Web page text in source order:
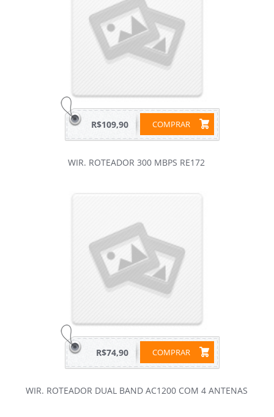
COMPRAR
R$109,90
WIR. ROTEADOR 300 MBPS RE172
COMPRAR
R$74,90
WIR. ROTEADOR DUAL BAND AC1200 COM 4 ANTENAS